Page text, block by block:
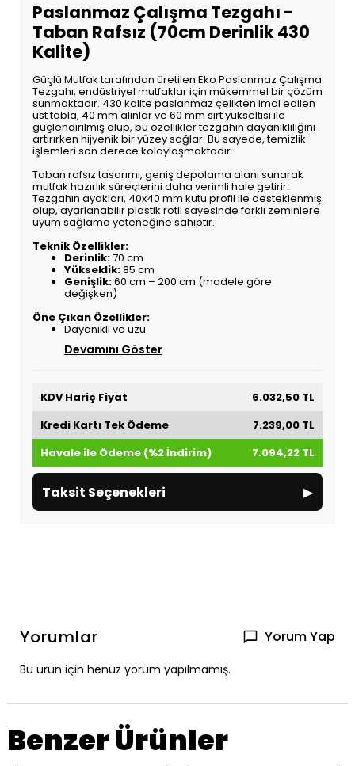
Paslanmaz Çalışma Tezgahı -
Taban Rafsız (70cm Derinlik 430
Kalite)
Güçlü Mutfak tarafından üretilen Eko Paslanmaz Çalışma
Tezgahı, endüstriyel mutfaklar için mükemmel bir çözüm
sunmaktadır. 430 kalite paslanmaz çelikten imal edilen
üst tabla, 40 mm alınlar ve 60 mm sırt yükseltisi ile
güçlendirilmiş olup, bu özellikler tezgahın dayanıklılığını
artırırken hijyenik bir yüzey sağlar. Bu sayede, temizlik
işlemleri son derece kolaylaşmaktadır.
Taban rafsız tasarımı, geniş depolama alanı sunarak
mutfak hazırlık süreçlerini daha verimli hale getirir.
Tezgahın ayakları, 40x40 mm kutu profil ile desteklenmiş
olup, ayarlanabilir plastik rotil sayesinde farklı zeminlere
uyum sağlama yeteneğine sahiptir.
Teknik Özellikler:
Derinlik:70 cm
Yükseklik:85 cm
Genişlik:60 cm – 200 cm (modele göre
değişken)
Öne Çıkan Özellikler:
Dayanıklı ve uzu
Devamını Göster
KDV Hariç Fiyat
6.032,50 TL
Kredi Kartı Tek Ödeme
7.239,00 TL
Havale ile Ödeme (%2 İndirim)
7.094,22 TL
Taksit Seçenekleri ▸
Yorumlar Yorum Yap
Bu ürün için henüz yorum yapılmamış.
Benzer Ürünler